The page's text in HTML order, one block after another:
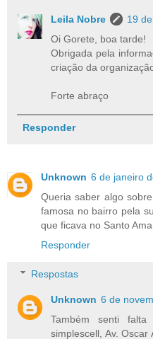
Leila Nobre
19
Oi Gorete, boa tarde!
Obrigada pela
criação da
Forte abraço
Responder
Unknown 6 de janeiro
Queria saber algo
famosa no bairro pela
que ficava no Santo
Responder
Respostas
Unknown 6 de
Também senti
simplescell, Av. Oscar